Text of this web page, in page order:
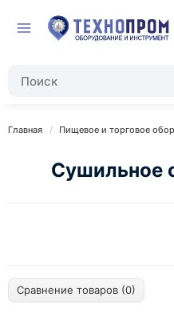
Главная Пищевое и торговое
Сушильное
Сравнение товаров (0)